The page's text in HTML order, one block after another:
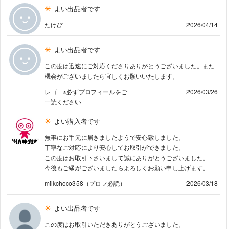
よい出品者です
たけび 2026/04/14
よい出品者です
この度は迅速にご対応くださりありがとうございました。また
機会がございましたら宜しくお願いいたします。
レゴ ※必ずプロフィールをご
一読ください
2026/03/26
よい購入者です
無事にお手元に届きましたようで安心致しました。
丁寧なご対応により安心してお取引ができました。
この度はお取引下さいまして誠にありがとうございました。
今後もご縁がございましたらよろしくお願い申し上げます。
milkchoco358（プロフ必読）
2026/03/18
よい出品者です
この度はお取引いただきありがとうございました。